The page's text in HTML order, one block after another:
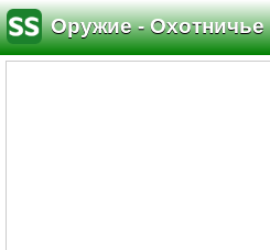
Оружие - Охотничье